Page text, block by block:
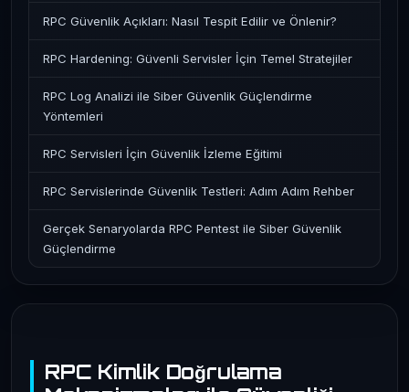
RPC Kimlik Doğrulama
RPC Güvenlik Açıkları: Nasıl Tespit Edilir ve Önlenir?
RPC Hardening: Güvenli Servisler İçin Temel Stratejiler
RPC Log Analizi ile Siber Güvenlik Güçlendirme
Yöntemleri
RPC Servisleri İçin Güvenlik İzleme Eğitimi
RPC Servislerinde Güvenlik Testleri: Adım Adım Rehber
Gerçek Senaryolarda RPC Pentest ile Siber Güvenlik
Güçlendirme